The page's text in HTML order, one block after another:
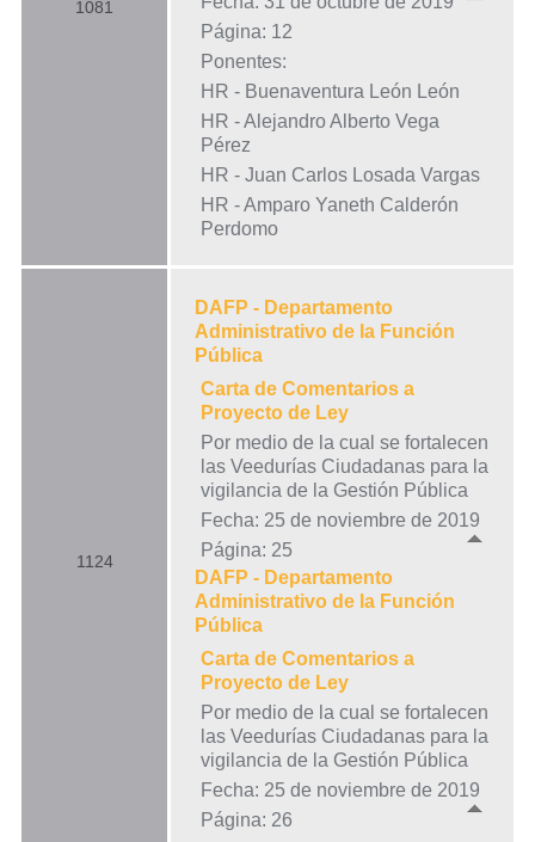
1081
Página: 12
Ponentes:
HR - Buenaventura León León
HR - Alejandro Alberto Vega
Pérez
HR - Juan Carlos Losada Vargas
HR - Amparo Yaneth Calderón
Perdomo
1124
DAFP - Departamento
Administrativo de la Función
Pública
Carta de Comentarios a
Proyecto de Ley
Por medio de la cual se fortalecen
las Veedurías Ciudadanas para la
vigilancia de la Gestión Pública
Fecha: 25 de noviembre de 2019
Página: 25
DAFP - Departamento
Administrativo de la Función
Pública
Carta de Comentarios a
Proyecto de Ley
Por medio de la cual se fortalecen
las Veedurías Ciudadanas para la
vigilancia de la Gestión Pública
Fecha: 25 de noviembre de 2019
Página: 26